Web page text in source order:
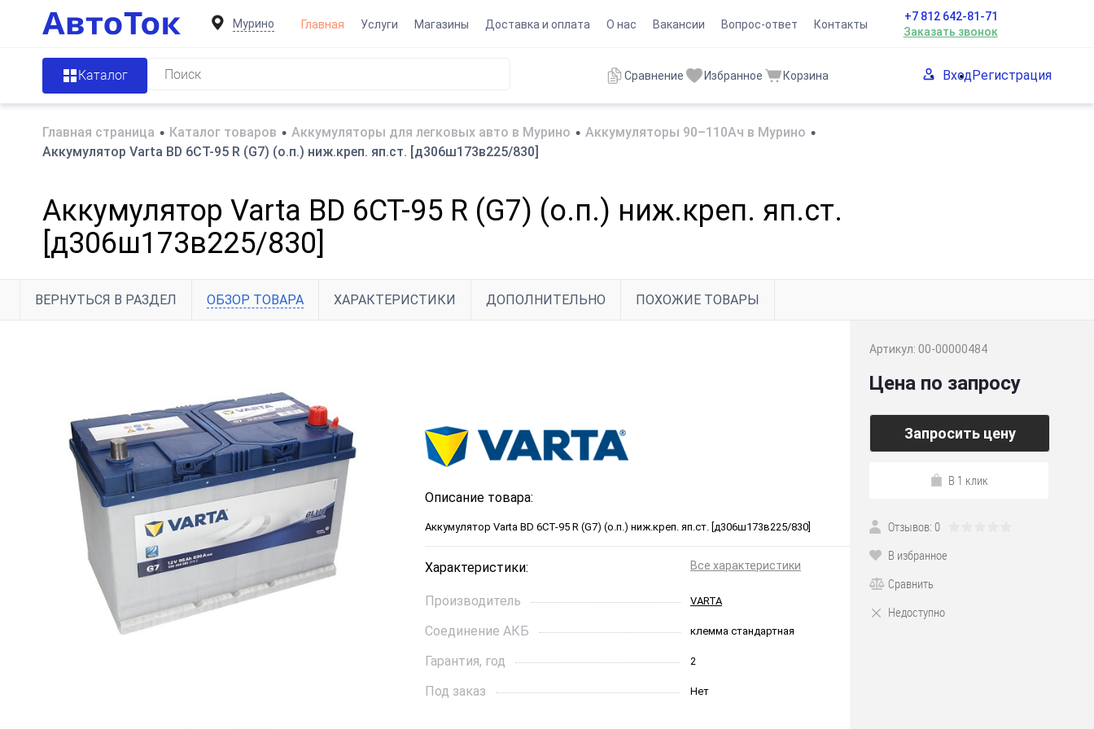
Мурино Главная Услуги Магазины Доставка и оплата О нас Вакансии Вопрос-ответ Контакты
+7 812 642-81-71
Заказать звонок
Каталог Сравнение Избранное Корзина ВходРегистрация
Главная страница • Каталог товаров • Аккумуляторы для легковых авто в Мурино • Аккумуляторы 90–110Ач в Мурино •
Аккумулятор Varta BD 6CT-95 R (G7) (о.п.) ниж.креп. яп.ст. [д306ш173в225/830]
Аккумулятор Varta BD 6CT-95 R (G7) (о.п.) ниж.креп. яп.ст.
[д306ш173в225/830]
ВЕРНУТЬСЯ В РАЗДЕЛ ОБЗОР ТОВАРА ХАРАКТЕРИСТИКИ ДОПОЛНИТЕЛЬНО ПОХОЖИЕ ТОВАРЫ
Описание товара:
Аккумулятор Varta BD 6CT-95 R (G7) (о.п.) ниж.креп. яп.ст. [д306ш173в225/830]
Характеристики: Все характеристики
Производитель VARTA
Соединение АКБ клемма стандартная
Гарантия, год 2
Под заказ Нет
Артикул: 00-00000484
Цена по запросу
Запросить цену
В 1 клик
Отзывов: 0
В избранное
Сравнить
Недоступно